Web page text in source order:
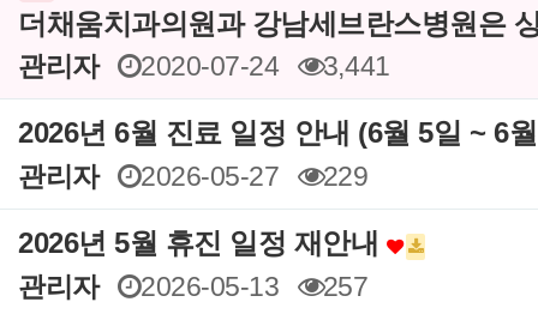
더채움치과의원과 강남세브란스병원은
관리자
2020-07-24 3,441
2026년 6월 진료 일정 안내 (6월 5일 ~ 6
관리자
2026-05-27 229
2026년 5월 휴진 일정 재안내
관리자
2026-05-13 257